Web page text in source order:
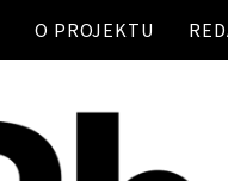
O PROJEKTU